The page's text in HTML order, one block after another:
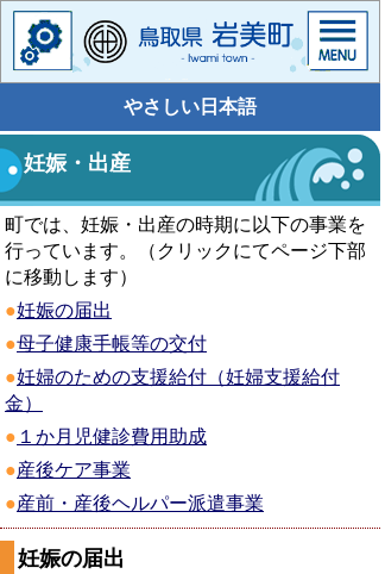
やさしい日本語
妊娠・出産
町では、妊娠・出産の時期に以下の事業を
行っています。（クリックにてページ下部
に移動します）
●妊娠の届出
●母子健康手帳等の交付
●妊婦のための支援給付（妊婦支援給付
金）
● １か月児健診費用助成
●産後ケア事業
●産前・産後ヘルパー派遣事業
妊娠の届出